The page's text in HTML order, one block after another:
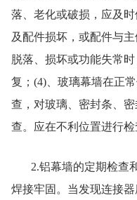
落、老化或破损，应及
及配件损坏，或配件与
脱落、损坏或功能失常
复；(4)、玻璃幕墙在正
查，对玻璃、密封条、
查。应在不利位置进行检
2.铝幕墙的定期检查
焊接牢固。当发现连接